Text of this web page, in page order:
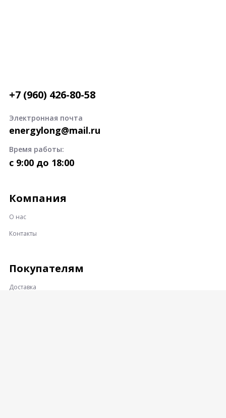
+7 (960) 426-80-58
Электронная почта
energylong@mail.ru
Время работы:
c 9:00 до 18:00
Компания
О нас
Контакты
Покупателям
Доставка